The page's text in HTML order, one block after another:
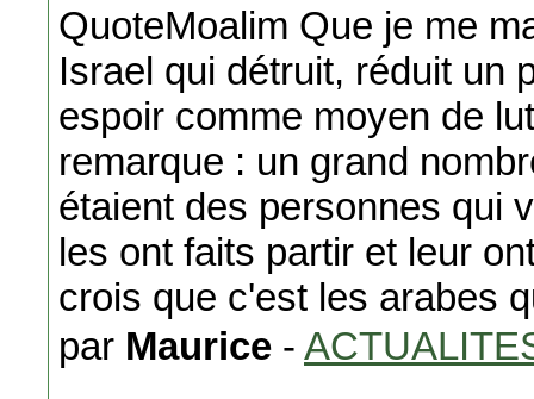
QuoteMoalim Que je me
Israel qui détruit, réduit un
espoir comme moyen de
remarque : un grand
étaient des personnes qui
les ont faits partir et leur
crois que c'est les arabes
par Maurice -